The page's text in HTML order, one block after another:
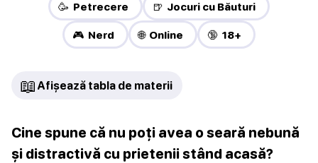
🥳 Petrecere 🍺 Jocuri cu Băuturi
🎮 Nerd 🌐 Online 🔞 18+
📖 Afișează tabla de materii
Cine spune că nu poți avea o seară nebună
și distractivă cu prietenii stând acasă?